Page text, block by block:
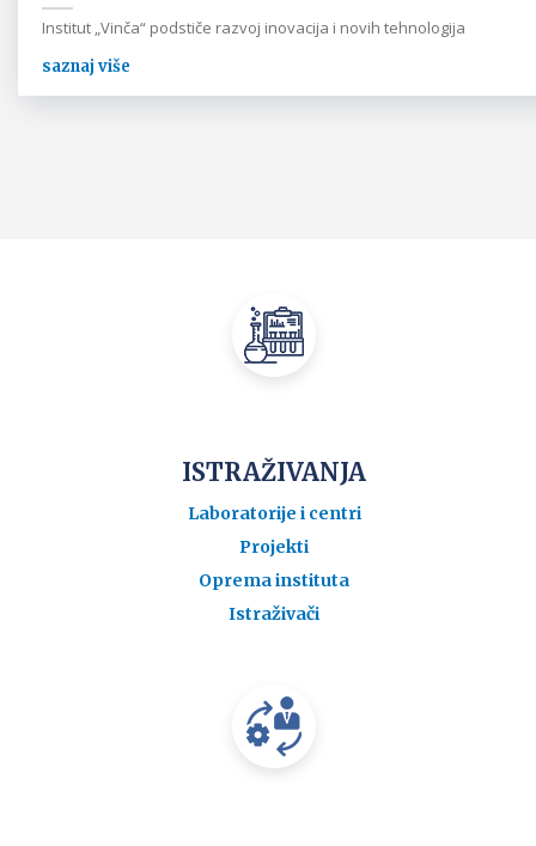
Institut „Vinča“ podstiče razvoj inovacija i novih tehnologija
saznaj više
ISTRAŽIVANJA
Laboratorije i centri
Projekti
Oprema instituta
Istraživači